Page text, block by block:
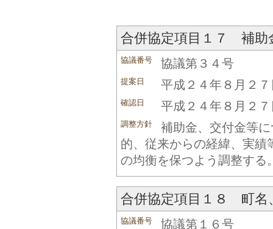
合併協定項目１７ 補助
協議番号 協議第３４号
提案日 平成２４年８月２７
確認日 平成２４年８月２７
調整方針
補助金、交付金等
的、従来からの経緯、実績
の均衡を保つよう調整する
合併協定項目１８ 町名
協議番号 協議第１６号